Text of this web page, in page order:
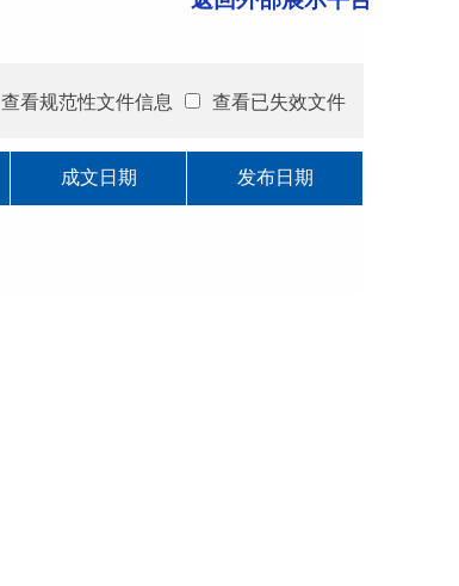
查看规范性文件信息 查看已失效文件
成文日期 发布日期